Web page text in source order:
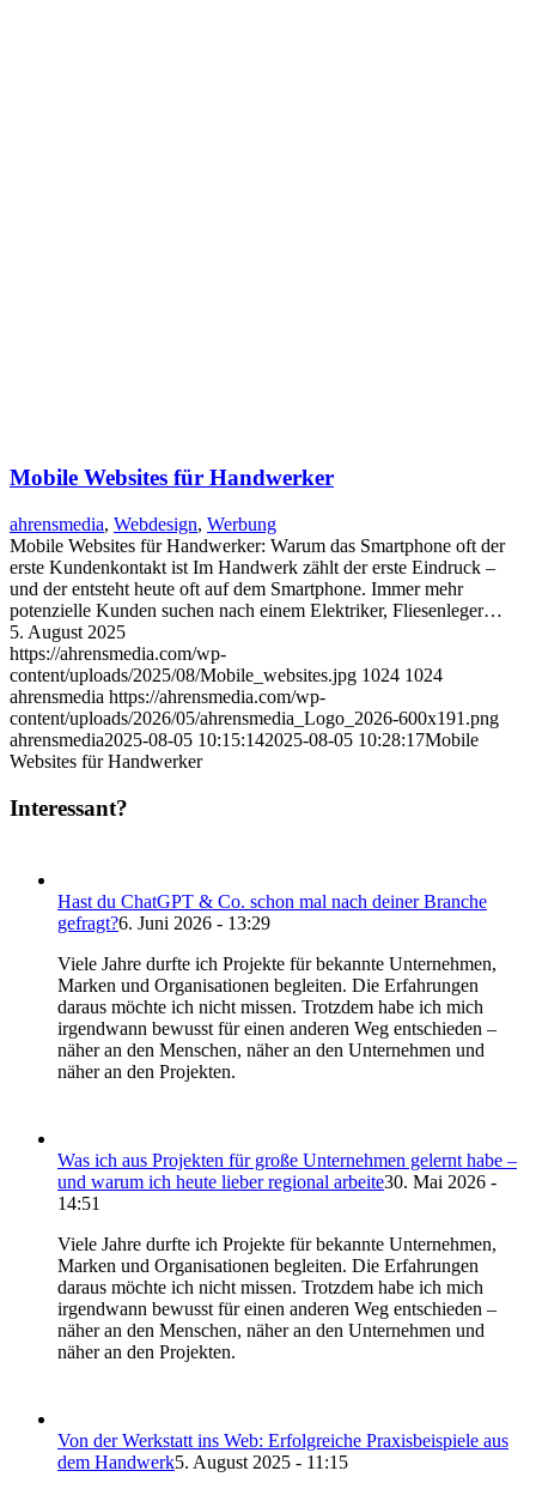
Mobile Websites für Handwerker
ahrensmedia, Webdesign, Werbung
Mobile Websites für Handwerker: Warum das Smartphone oft der
erste Kundenkontakt ist Im Handwerk zählt der erste Eindruck –
und der entsteht heute oft auf dem Smartphone. Immer mehr
potenzielle Kunden suchen nach einem Elektriker, Fliesenleger…
5. August 2025
https://ahrensmedia.com/wp-
content/uploads/2025/08/Mobile_websites.jpg 1024 1024
ahrensmedia https://ahrensmedia.com/wp-
content/uploads/2026/05/ahrensmedia_Logo_2026-600x191.png
ahrensmedia2025-08-05 10:15:142025-08-05 10:28:17Mobile
Websites für Handwerker
Interessant?
Hast du ChatGPT & Co. schon mal nach deiner Branche
gefragt?6. Juni 2026 - 13:29
Viele Jahre durfte ich Projekte für bekannte Unternehmen,
Marken und Organisationen begleiten. Die Erfahrungen
daraus möchte ich nicht missen. Trotzdem habe ich mich
irgendwann bewusst für einen anderen Weg entschieden –
näher an den Menschen, näher an den Unternehmen und
näher an den Projekten.
Was ich aus Projekten für große Unternehmen gelernt habe –
und warum ich heute lieber regional arbeite30. Mai 2026 -
14:51
Viele Jahre durfte ich Projekte für bekannte Unternehmen,
Marken und Organisationen begleiten. Die Erfahrungen
daraus möchte ich nicht missen. Trotzdem habe ich mich
irgendwann bewusst für einen anderen Weg entschieden –
näher an den Menschen, näher an den Unternehmen und
näher an den Projekten.
Von der Werkstatt ins Web: Erfolgreiche Praxisbeispiele aus
dem Handwerk5. August 2025 - 11:15